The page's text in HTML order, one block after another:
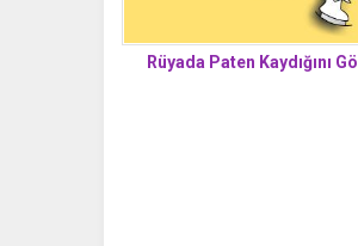
Rüyada Paten Kaydığını